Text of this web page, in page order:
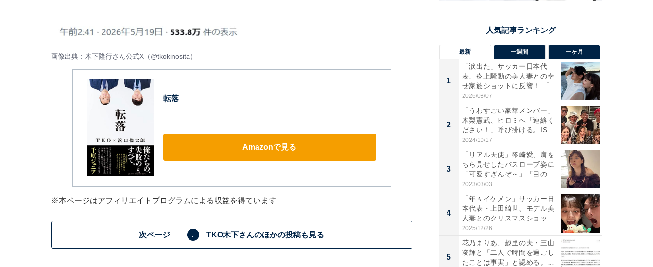
画像出典：木下隆行さん公式X（@tkokinosita）
転落
Amazonで見る
※本ページはアフィリエイトプログラムによる収益を得ています
次ページ TKO木下さんのほかの投稿も見る
最新 一週間 一ヶ月
1
「涙出た」サッカー日本代
表、炎上騒動の美人妻との幸
せ家族ショットに反響！ 「最
高...
2026/08/07
2
「うわすごい豪華メンバー」
木梨憲武、ヒロミへ「連絡く
ださい！」呼び掛ける。IS
S...
2024/10/17
3
「リアル天使」篠崎愛、肩を
ちら見せしたバスローブ姿に
「可愛すぎんぞ～」「目の表
情...
2023/03/03
4
「年々イケメン」サッカー日
本代表・上田綺世、モデル美
人妻とのクリスマスショット
に...
2025/12/26
5
花乃まりあ、趣里の夫・三山
凌輝と「二人で時間を過ごし
たことは事実」と認める。